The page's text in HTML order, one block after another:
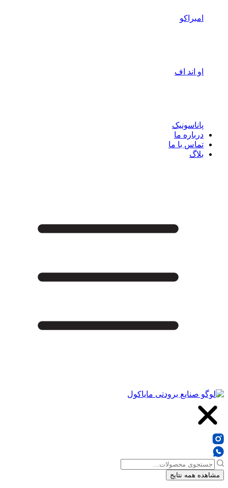
امبراکو
او اند اف
پاناسونیک
درباره ما
تماس با ما
بلاگ
جستجو
...مشاهده همه نتایج